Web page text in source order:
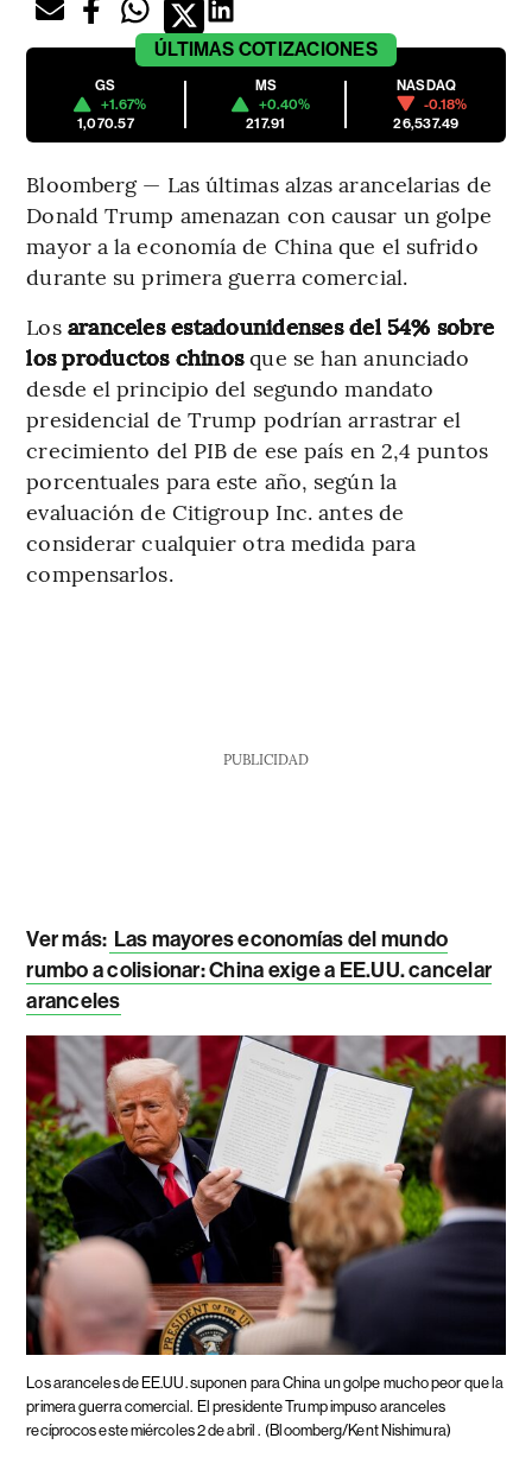
ÚLTIMAS COTIZACIONES
GS
+1.67%
1,070.57
MS
+0.40%
217.91
NASDAQ
-0.18%
26,537.49
Bloomberg — Las últimas alzas arancelarias de
Donald Trump amenazan con causar un golpe
mayor a la economía de China que el sufrido
durante su primera guerra comercial.
Los aranceles estadounidenses del 54% sobre
los productos chinosque se han anunciado
desde el principio del segundo mandato
presidencial de Trump podrían arrastrar el
crecimiento del PIB de ese país en 2,4 puntos
porcentuales para este año, según la
evaluación de Citigroup Inc. antes de
considerar cualquier otra medida para
compensarlos.
PUBLICIDAD
Ver más: Las mayores economías del mundo
rumbo a colisionar: China exige a EE.UU. cancelar
aranceles
Los aranceles de EE.UU. suponen para China un golpe mucho peor que la
primera guerra comercial. El presidente Trump impuso aranceles
recíprocos este miércoles 2 de abril . (Bloomberg/Kent Nishimura)